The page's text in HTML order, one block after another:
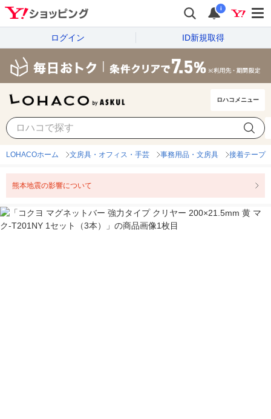
i
ログイン ID新規取得
ロハコメニュー
LOHACOホーム 文房具・オフィス・手芸 事務用品・文房具 接着テープ
熊本地震の影響について